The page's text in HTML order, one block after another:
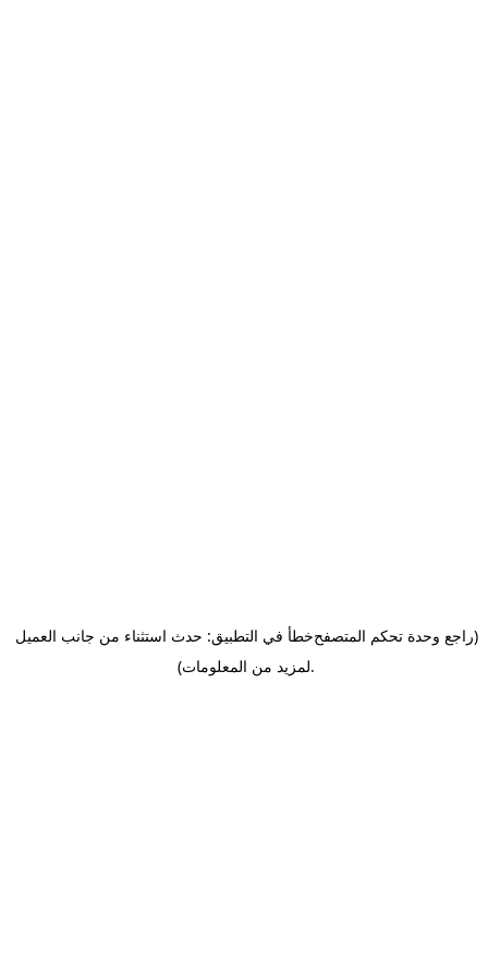
خطأ في التطبيق: حدث استثناء من جانب العميل(راجع وحدة تحكم المتصفح
لمزيد من المعلومات).